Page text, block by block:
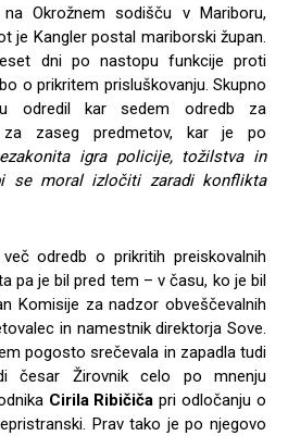
na Okrožnem sodišču v Mariboru,
je Kangler postal mariborski župan.
dni po nastopu funkcije proti
o prikritem prisluškovanju. Skupno
odredil kar sedem odredb za
za zaseg predmetov, kar je po
igra policije, tožilstva in
se moral izločiti zaradi konflikta
odredb o prikritih preiskovalnih
pa je bil pred tem – v času, ko je bil
Komisije za nadzor obveščevalnih
in namestnik direktorja Sove.
pogosto srečevala in zapadla tudi
česar Žirovnik celo po mnenju
Cirila Ribičiča pri odločanju o
Prav tako je po njegovo